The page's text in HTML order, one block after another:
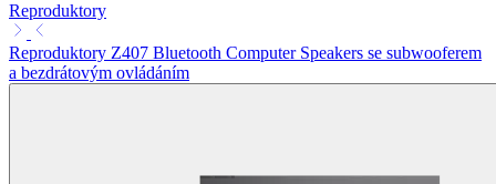
Reproduktory
Reproduktory Z407 Bluetooth Computer Speakers se subwooferem
a bezdrátovým ovládáním